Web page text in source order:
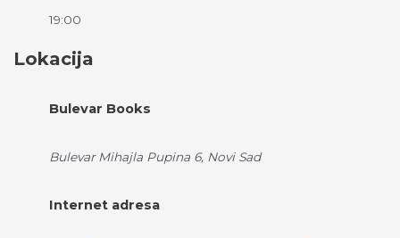
19:00
Lokacija
Bulevar Books
Bulevar Mihajla Pupina 6, Novi Sad
Internet adresa